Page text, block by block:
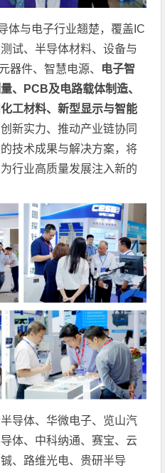
体与电子行业翘楚，覆盖IC
试、半导体材料、设备与
器件、智慧电源、 电子智
、PCB及电路载体制造、
工材料、新型显示与智能
新实力、推动产业链协同
技术成果与解决方案，将
行业高质量发展注入新的
导体、华微电子、览山汽
体、中科纳通、赛宝、云
、路维光电、贵研半导